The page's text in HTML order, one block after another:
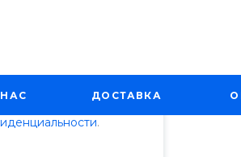
и
Продолжая
.
ДОСТАВКА